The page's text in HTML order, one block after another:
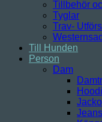
Tillbehör
Tyglar
Trav-
Till Hunden
Person
Dam
Jeans